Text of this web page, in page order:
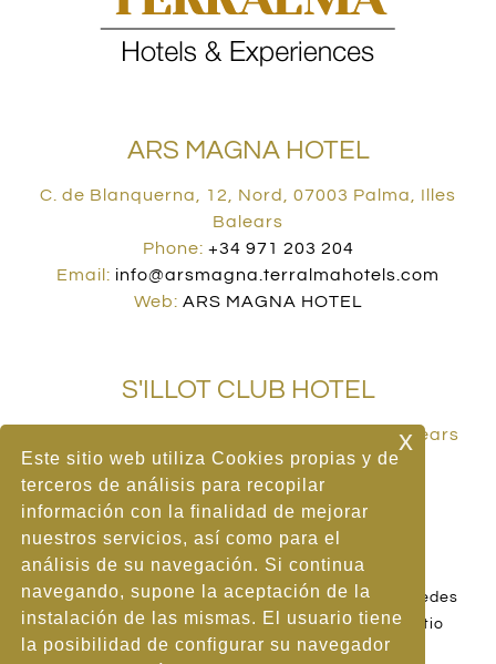
ARS MAGNA HOTEL
C. de Blanquerna, 12, Nord, 07003 Palma, Illes
Balears
Phone: +34 971 203 204
Email: info@arsmagna.terralmahotels.com
Web: ARS MAGNA HOTEL
S'ILLOT CLUB HOTEL
Carrer dels Cards, 2, 07687 S'Illot, Illes Balears
Phone: +34 971 810 034
Email:info@sillot.terralmahotels.com
Web:S'ILLOT CLUB HOTEL
Aviso Legal |Política de Cookies|Política de Redes
Sociales |Política de Privacidad|Mapa del Sitio
Este sitio web utiliza Cookies propias y de
terceros de análisis para recopilar
información con la finalidad de mejorar
nuestros servicios, así como para el
análisis de su navegación. Si continua
navegando, supone la aceptación de la
instalación de las mismas. El usuario tiene
la posibilidad de configurar su navegador
x